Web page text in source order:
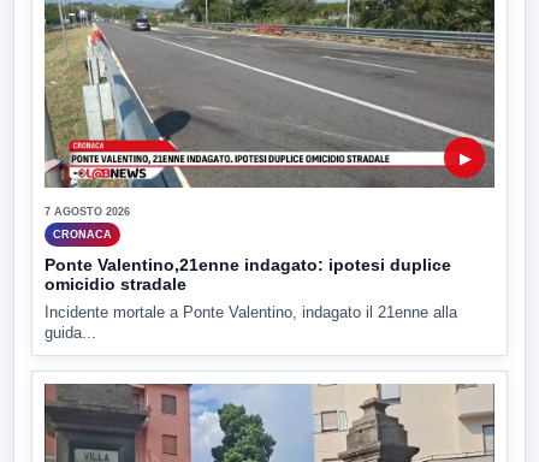
▶
7 AGOSTO 2026
CRONACA
Ponte Valentino,21enne indagato: ipotesi duplice
omicidio stradale
Incidente mortale a Ponte Valentino, indagato il 21enne alla
guida...